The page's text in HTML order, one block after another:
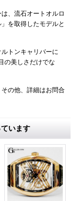
、流石オートオルロ
を取得したモデルと
トンキャリバーに
の美しさだけでな
の他、詳細はお問合
います